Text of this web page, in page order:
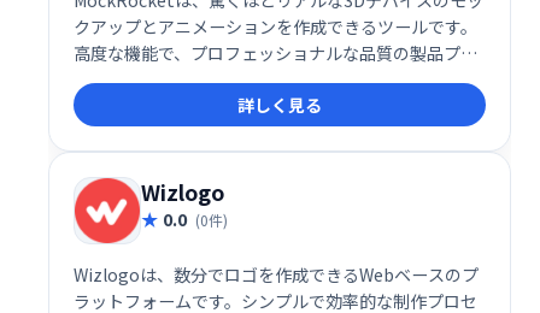
クアップとアニメーションを作成できるツールです。
高度な機能で、プロフェッショナルな品質の製品プレ
ゼンテーションを簡単に制作できます。 革新的なデザ
インを視覚的に魅力的に表現し、顧客や投資家に強い
印象を与えましょう。
詳しく見る
Wizlogo
0.0 (0件)
Wizlogoは、数分でロゴを作成できるWebベースのプ
ラットフォームです。シンプルで効率的な制作プロセ